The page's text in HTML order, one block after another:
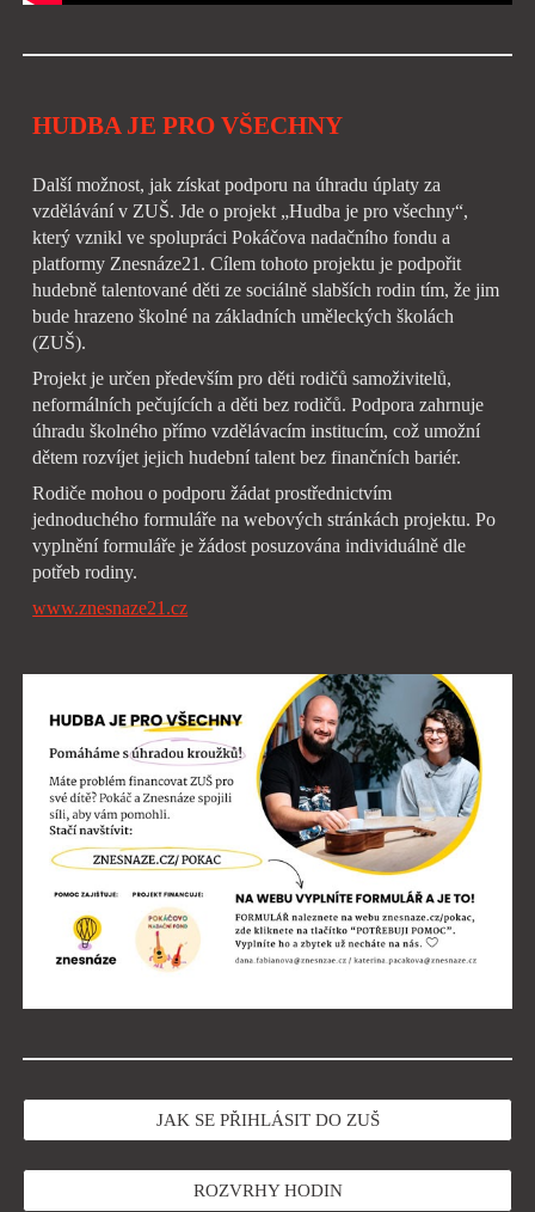
HUDBA JE PRO VŠECHNY
Další možnost, jak získat podporu na úhradu úplaty za
vzdělávání v ZUŠ. Jde o projekt „Hudba je pro všechny“,
který vznikl ve spolupráci Pokáčova nadačního fondu a
platformy Znesnáze21. Cílem tohoto projektu je podpořit
hudebně talentované děti ze sociálně slabších rodin tím, že jim
bude hrazeno školné na základních uměleckých školách
(ZUŠ).
Projekt je určen především pro děti rodičů samoživitelů,
neformálních pečujících a děti bez rodičů. Podpora zahrnuje
úhradu školného přímo vzdělávacím institucím, což umožní
dětem rozvíjet jejich hudební talent bez finančních bariér.
Rodiče mohou o podporu žádat prostřednictvím
jednoduchého formuláře na webových stránkách projektu. Po
vyplnění formuláře je žádost posuzována individuálně dle
potřeb rodiny.
www.znesnaze21.cz
JAK SE PŘIHLÁSIT DO ZUŠ
ROZVRHY HODIN